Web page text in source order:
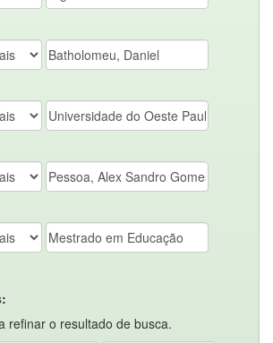
refinar o resultado de busca.